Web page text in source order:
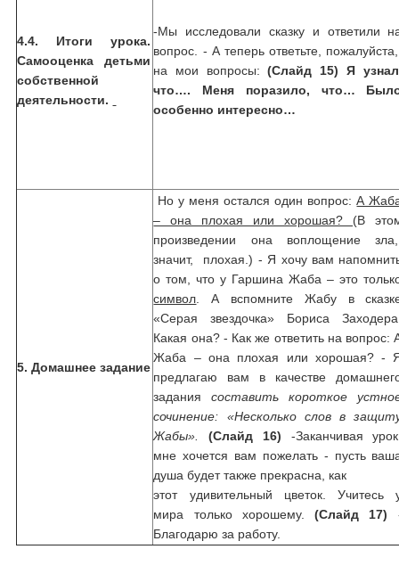
4.4. Итоги урока.
Самооценка детьми
собственной
деятельности.
-Мы исследовали сказку и ответили
вопрос. - А теперь ответьте,
на мои вопросы:(Слайд 15)
Я
что….
Меня поразило, что…
особенно интересно…
5. Домашнее задание
Но у меня остался один вопрос:А
– она плохая или хорошая? (В
произведении она воплощение
значит, плохая.) - Я хочу вам
о том, что у Гаршина Жаба – это
символ . А вспомните Жабу в
«Серая звездочка» Бориса
Какая она? - Как же ответить на вопрос:
Жаба – она плохая или хорошая? -
предлагаю вам в качестве
заданиясоставить короткое
сочинение: «Несколько слов в
Жабы».(Слайд 16) -Заканчивая
мне хочется вам пожелать - пусть
душа будет также прекрасна, как
этот удивительный цветок. Учитесь
мира только хорошему.
(Слайд 17)
Благодарю за работу.